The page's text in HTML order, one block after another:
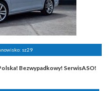
sz29
Bezwypadkowy! SerwisASO!